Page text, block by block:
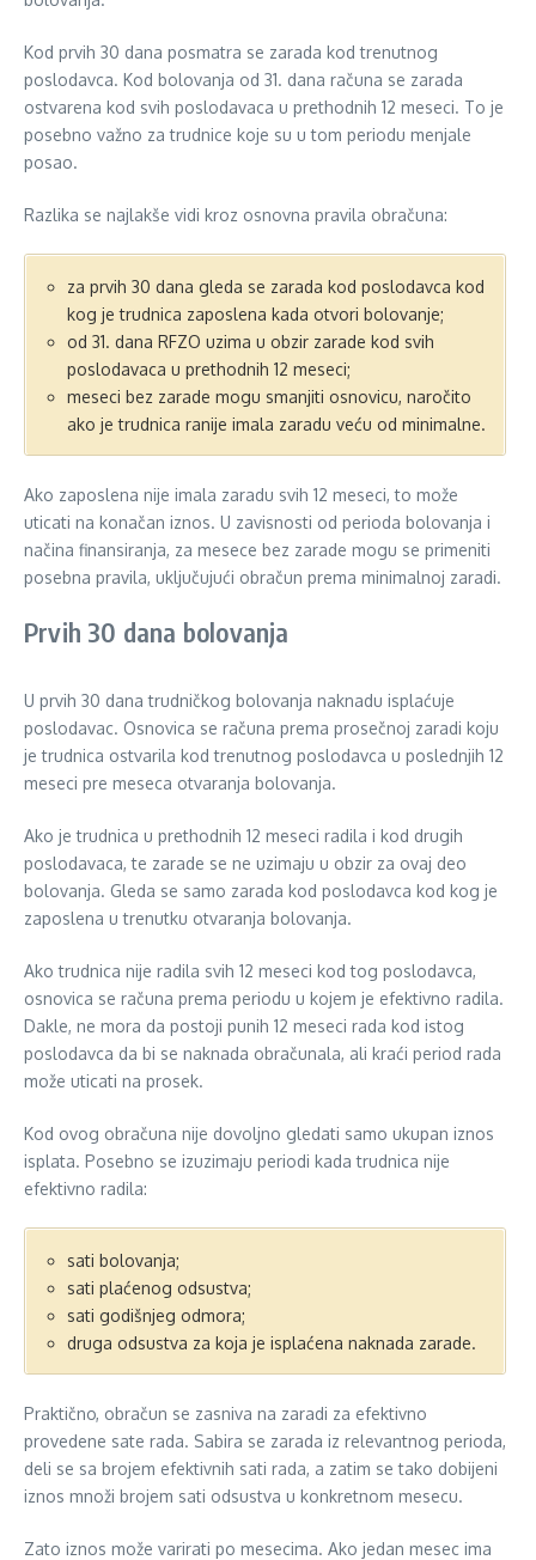
Kod prvih 30 dana posmatra se zarada kod trenutnog
poslodavca. Kod bolovanja od 31. dana računa se zarada
ostvarena kod svih poslodavaca u prethodnih 12 meseci. To je
posebno važno za trudnice koje su u tom periodu menjale
posao.
Razlika se najlakše vidi kroz osnovna pravila obračuna:
za prvih 30 dana gleda se zarada kod poslodavca kod
kog je trudnica zaposlena kada otvori bolovanje;
od 31. dana RFZO uzima u obzir zarade kod svih
poslodavaca u prethodnih 12 meseci;
meseci bez zarade mogu smanjiti osnovicu, naročito
ako je trudnica ranije imala zaradu veću od minimalne.
Ako zaposlena nije imala zaradu svih 12 meseci, to može
uticati na konačan iznos. U zavisnosti od perioda bolovanja i
načina finansiranja, za mesece bez zarade mogu se primeniti
posebna pravila, uključujući obračun prema minimalnoj zaradi.
Prvih 30 dana bolovanja
U prvih 30 dana trudničkog bolovanja naknadu isplaćuje
poslodavac. Osnovica se računa prema prosečnoj zaradi koju
je trudnica ostvarila kod trenutnog poslodavca u poslednjih 12
meseci pre meseca otvaranja bolovanja.
Ako je trudnica u prethodnih 12 meseci radila i kod drugih
poslodavaca, te zarade se ne uzimaju u obzir za ovaj deo
bolovanja. Gleda se samo zarada kod poslodavca kod kog je
zaposlena u trenutku otvaranja bolovanja.
Ako trudnica nije radila svih 12 meseci kod tog poslodavca,
osnovica se računa prema periodu u kojem je efektivno radila.
Dakle, ne mora da postoji punih 12 meseci rada kod istog
poslodavca da bi se naknada obračunala, ali kraći period rada
može uticati na prosek.
Kod ovog obračuna nije dovoljno gledati samo ukupan iznos
isplata. Posebno se izuzimaju periodi kada trudnica nije
efektivno radila:
sati bolovanja;
sati plaćenog odsustva;
sati godišnjeg odmora;
druga odsustva za koja je isplaćena naknada zarade.
Praktično, obračun se zasniva na zaradi za efektivno
provedene sate rada. Sabira se zarada iz relevantnog perioda,
deli se sa brojem efektivnih sati rada, a zatim se tako dobijeni
iznos množi brojem sati odsustva u konkretnom mesecu.
Zato iznos može varirati po mesecima. Ako jedan mesec ima